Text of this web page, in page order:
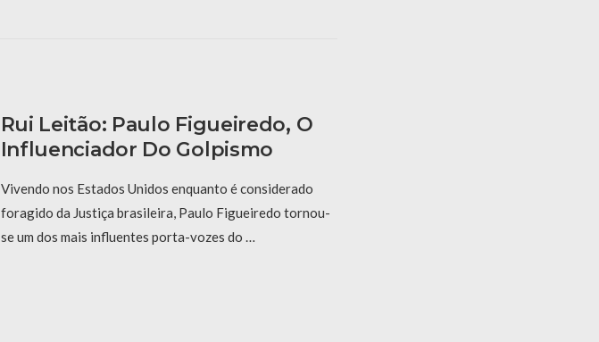
Rui Leitão: Paulo Figueiredo, O
Influenciador Do Golpismo
Vivendo nos Estados Unidos enquanto é considerado
foragido da Justiça brasileira, Paulo Figueiredo tornou-
se um dos mais influentes porta-vozes do …